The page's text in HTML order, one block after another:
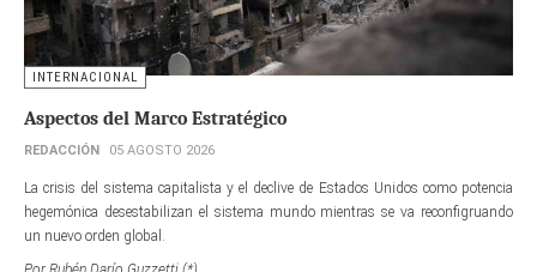
INTERNACIONAL
Aspectos del Marco Estratégico
REDACCIÓN 05 AGOSTO 2026
La crisis del sistema capitalista y el declive de Estados Unidos como potencia
hegemónica desestabilizan el sistema mundo mientras se va reconfigruando
un nuevo orden global.